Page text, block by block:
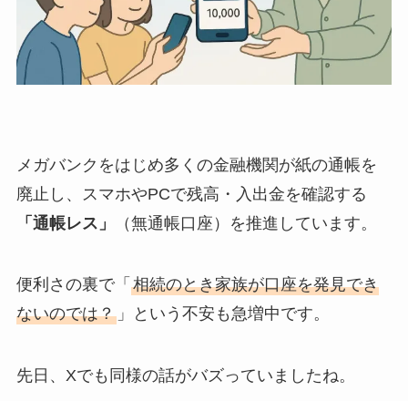
メガバンクをはじめ多くの金融機関が紙の通帳を
廃止し、スマホやPCで残高・入出金を確認する
「通帳レス」
（無通帳口座）を推進しています。
便利さの裏で「 相続のとき家族が口座を発見でき
ないのでは？」という不安も急増中です。
先日、Xでも同様の話がバズっていましたね。